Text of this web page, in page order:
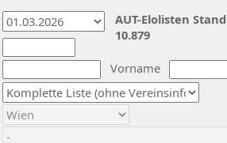
Vorname
AUT-Elolisten
10.879